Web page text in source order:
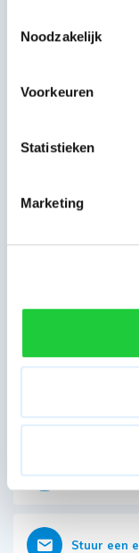
Noodzakelijk
Voorkeuren
Statistieken
Marketing
Artikelcode
Kwaliteit
Vraag nu
Stuur een